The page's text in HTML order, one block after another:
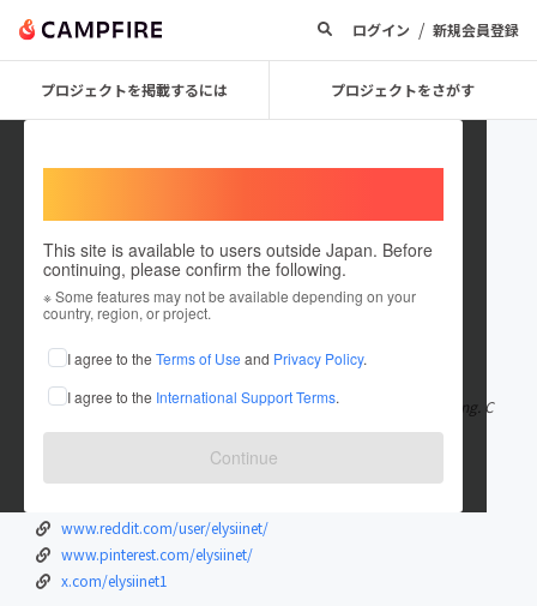
ログイン / 新規会員登録
プロジェクトを掲載するには プロジェクトをさがす
This site is available to users outside Japan. Before
continuing, please confirm the following.
※ Some features may not be available depending on your
country, region, or project.
I agree to the Terms of Use and Privacy Policy.
I agree to the International Support Terms.
Continue
elysiinet
在住国：日本
出身国：日本
MU88 là nhà cái uy tín với nền tảng cá cược đa dạng và dễ sử dụng. C
húng tôi cung cấp các もっと見る
www.reddit.com/user/elysiinet/
www.pinterest.com/elysiinet/
x.com/elysiinet1